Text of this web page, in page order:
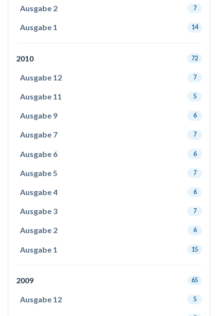
Ausgabe 2 7
Ausgabe 1 14
2010 72
Ausgabe 12 7
Ausgabe 11 5
Ausgabe 9 6
Ausgabe 7 7
Ausgabe 6 6
Ausgabe 5 7
Ausgabe 4 6
Ausgabe 3 7
Ausgabe 2 6
Ausgabe 1 15
2009 65
Ausgabe 12 5